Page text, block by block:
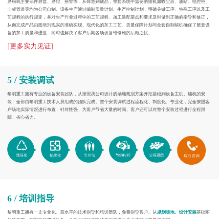
磨粉机主要部件磨盘、磨辊、摇臂等，从铸造到成品，整套系统中需要的辅机如收尘器、油站、电控柜、
非标管道等均为公司自制。设备生产通过编制质量计划、生产控制计划，明确关键工序、特殊工序以及工
艺规程的执行规定，并对生产作业过程中的工艺规程、加工装配要点和要求及时做到正确的指导和修正，
从而完成产品由图纸到现实的准确实现。现代化的加工工艺、质量保障计划与全套自制辅机确保了整套设
备的加工质量和进度，同时也解决了客户后期各项设备维修难的后顾之忧。
[更多实力见证]
5 / 安装调试
黎明重工拥有专业的设备安装团队，从按照我公司设计的场地规划方案开挖基础到设备主机、辅机的安
装，全部由黎明重工技术人员组成的团队完成。整个安装调试过程流程化、制度化、专业化，完全按照客
户场地实际情况进行布置，针对性强，为客户节省大量的时间。客户还可以对整个安装过程进行全程跟
踪，省心省力。
6 / 培训指导
黎明重工拥有一支专业化、高水平的技术指导和培训团队，免费指导客户。从规划场地、设计安装基础图